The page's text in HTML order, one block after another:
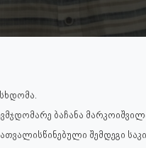
ბაჩანა
შემდეგი